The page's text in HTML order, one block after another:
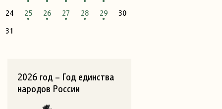
24
25 26 27 28 29
30
31
2026 год – Год единства
народов России